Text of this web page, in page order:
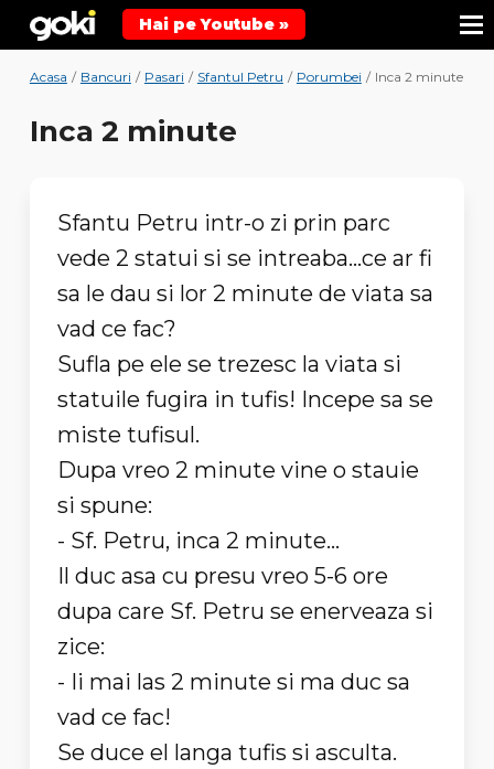
Hai pe Youtube »
Acasa / Bancuri / Pasari / Sfantul Petru / Porumbei / Inca 2 minute
Inca 2 minute
Sfantu Petru intr-o zi prin parc
vede 2 statui si se intreaba...ce ar fi
sa le dau si lor 2 minute de viata sa
vad ce fac?
Sufla pe ele se trezesc la viata si
statuile fugira in tufis! Incepe sa se
miste tufisul.
Dupa vreo 2 minute vine o stauie
si spune:
- Sf. Petru, inca 2 minute...
Il duc asa cu presu vreo 5-6 ore
dupa care Sf. Petru se enerveaza si
zice:
- Ii mai las 2 minute si ma duc sa
vad ce fac!
Se duce el langa tufis si asculta.